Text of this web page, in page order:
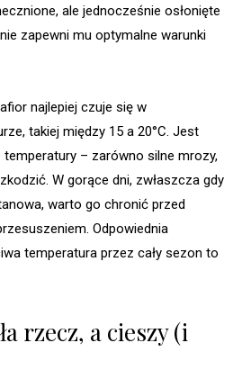
ale jednocześnie osłonięte
zapewni mu optymalne warunki
najlepiej czuje się w
takiej między 15 a 20°C. Jest
temperatury – zarówno silne mrozy,
W gorące dni, zwłaszcza gdy
warto go chronić przed
Odpowiednia
temperatura przez cały sezon to
rzecz, a cieszy (i